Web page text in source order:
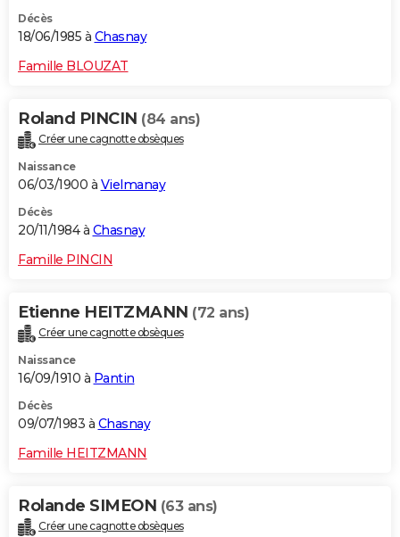
Décès
18/06/1985 à Chasnay
Famille BLOUZAT
Roland PINCIN (84 ans)
Créer une cagnotte obsèques
Naissance
06/03/1900 à Vielmanay
Décès
20/11/1984 à Chasnay
Famille PINCIN
Etienne HEITZMANN (72 ans)
Créer une cagnotte obsèques
Naissance
16/09/1910 à Pantin
Décès
09/07/1983 à Chasnay
Famille HEITZMANN
Rolande SIMEON (63 ans)
Créer une cagnotte obsèques